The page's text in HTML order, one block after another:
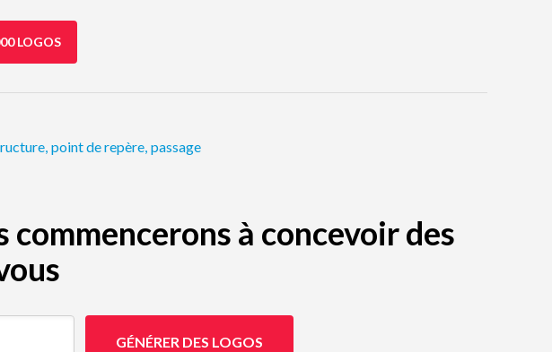
LOGOS
, point de repère, passage
à concevoir des
GÉNÉRER DES LOGOS